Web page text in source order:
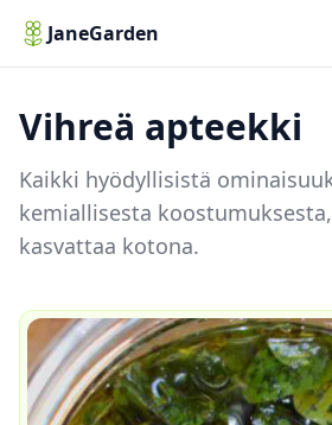
JaneGarden
Vihreä apteekki
Kaikki hyödyllisistä
kemiallisesta
kasvattaa kotona.